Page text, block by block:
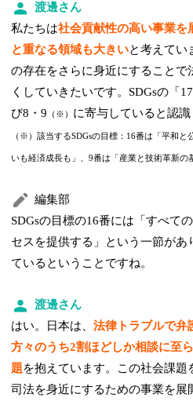
渡邊さん
私たちは社会貢献性の高い事業を
と重なる領域も大きいと考えてい
の存在をさらに身近にすることで
くしていきたいです。SDGsの「
び8・9 （※） に寄与していると認識
（※）該当するSDGsの目標：16番は「平和
いも経済成長も」、9番は「産業と技術革新の
編集部
SDGsの目標の16番には「すべて
セスを提供する」という一節があ
ているということですね。
渡邊さん
はい。日本は、法律トラブルで弁
方々のうち2割ほどしか相談に至
題を抱えています。この社会課
司法を身近にするための事業を展